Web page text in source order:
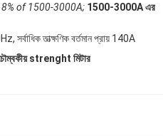
of 1500-3000A; 1500-3000A এর
তাত্ক্ষণিক বর্তমান প্রায় 140A
strenght মিটার